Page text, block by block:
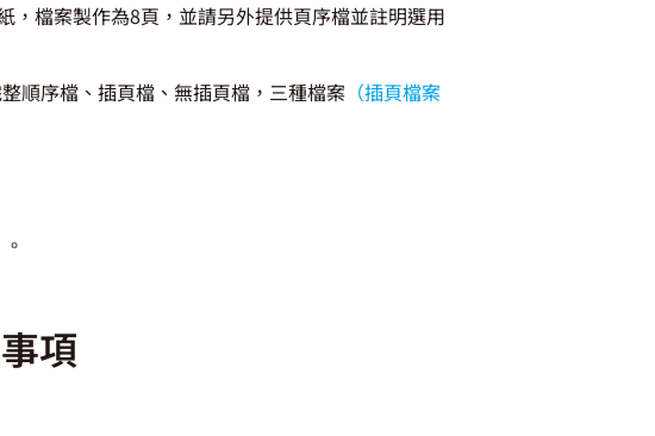
，檔案製作為8頁，並請另外提供頁序檔並註明選用
順序檔、插頁檔、無插頁檔，三種檔案 （插頁檔案
項